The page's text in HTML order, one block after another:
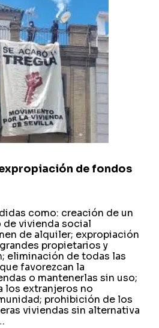
de fondos
como: creación de un
de vivienda social
de alquiler; expropiación
propietarios y
eliminación de todas las
favorezcan la
o mantenerlas sin uso;
los extranjeros no
prohibición de los
viviendas sin alternativa